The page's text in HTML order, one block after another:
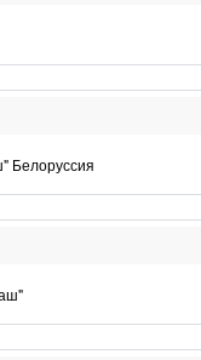
Белоруссия